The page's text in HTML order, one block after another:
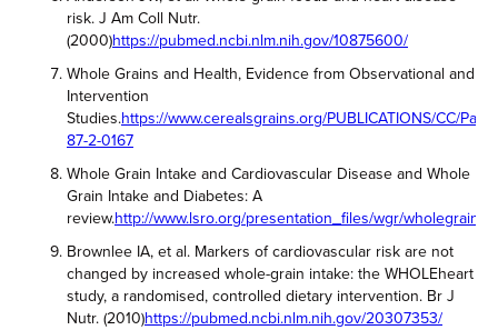
risk. J Am Coll Nutr.
(2000)https://pubmed.ncbi.nlm.nih.gov/10875600/
Whole Grains and Health, Evidence from Observational and
Intervention
Studies.https://www.cerealsgrains.org/PUBLICATIONS/CC/
87-2-0167
Whole Grain Intake and Cardiovascular Disease and Whole
Grain Intake and Diabetes: A
review.http://www.lsro.org/presentation_files/wgr/
Brownlee IA, et al. Markers of cardiovascular risk are not
changed by increased whole-grain intake: the WHOLEheart
study, a randomised, controlled dietary intervention. Br J
Nutr. (2010)https://pubmed.ncbi.nlm.nih.gov/20307353/